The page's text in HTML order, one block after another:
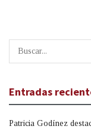
Entradas
Patricia Godínez